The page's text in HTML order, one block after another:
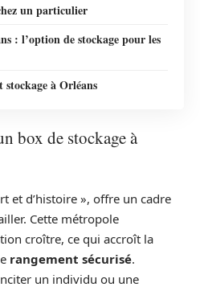
un particulier
: l’option de stockage pour les
à Orléans
box de stockage à
et d’histoire », offre un cadre
Cette métropole
croître, ce qui accroît la
rangement sécurisé.
un individu ou une